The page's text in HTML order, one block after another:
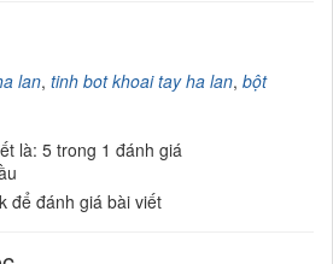
lan, tinh bot khoai tay ha lan, bột
là: 5 trong 1 đánh giá
để đánh giá bài viết